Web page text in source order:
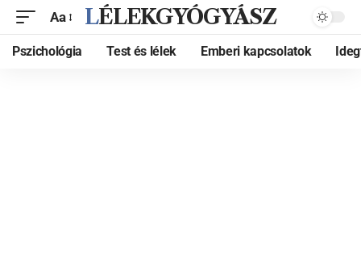
Aa LÉLEKGYÓGYÁSZ
Pszichológia Test és lélek Emberi kapcsolatok